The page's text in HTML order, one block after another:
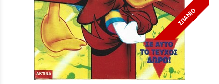
ΣΠΑΝΙΟ
Μίκυ Μάους #1652***
Τιμή: 3,90 €